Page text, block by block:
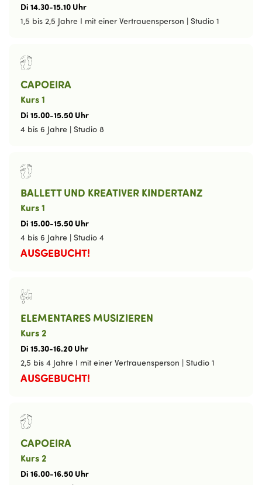
Di 14.30-15.10 Uhr
1,5 bis 2,5 Jahre I mit einer Vertrauensperson | Studio 1
CAPOEIRA
Kurs 1
Di 15.00-15.50 Uhr
4 bis 6 Jahre | Studio 8
BALLETT UND KREATIVER KINDERTANZ
Kurs 1
Di 15.00-15.50 Uhr
4 bis 6 Jahre | Studio 4
AUSGEBUCHT!
ELEMENTARES MUSIZIEREN
Kurs 2
Di 15.30-16.20 Uhr
2,5 bis 4 Jahre I mit einer Vertrauensperson | Studio 1
AUSGEBUCHT!
CAPOEIRA
Kurs 2
Di 16.00-16.50 Uhr